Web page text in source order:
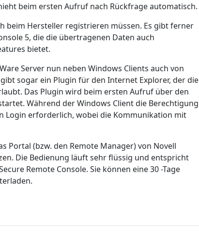
beim ersten Aufruf nach Rückfrage automatisch.
beim Hersteller registrieren müssen. Es gibt ferner
5, die die übertragenen Daten auch
bietet.
Server nun neben Windows Clients auch von
sogar ein Plugin für den Internet Explorer, der die
Das Plugin wird beim ersten Aufruf über den
Während der Windows Client die Berechtigung
Login erforderlich, wobei die Kommunikation mit
Portal (bzw. den Remote Manager) von Novell
Die Bedienung läuft sehr flüssig und entspricht
Remote Console. Sie können eine 30 -Tage